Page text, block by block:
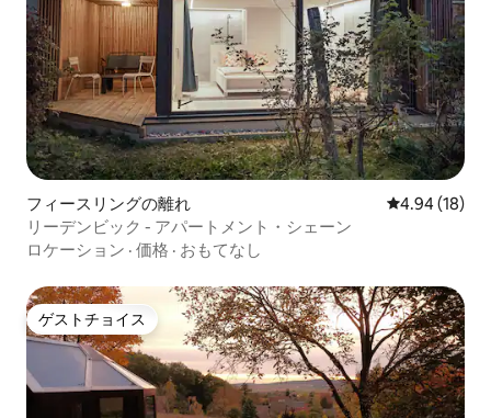
フィースリングの離れ レビュー18
4.94 (18)
リーデンビック - アパートメント・シェーン
ロケーション · 価格 · おもてなし
ゲストチョイス
ゲストチョイス